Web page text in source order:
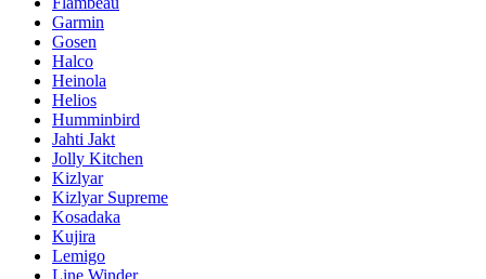
Garmin
Gosen
Halco
Heinola
Helios
Humminbird
Jahti Jakt
Jolly Kitchen
Kizlyar
Kizlyar Supreme
Kosadaka
Kujira
Lemigo
Line Winder